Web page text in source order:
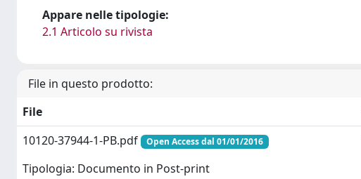
Appare nelle tipologie:
2.1 Articolo su rivista
File in questo prodotto:
File
10120-37944-1-PB.pdf
Open Access dal 01/01/2016
Tipologia: Documento in Post-print